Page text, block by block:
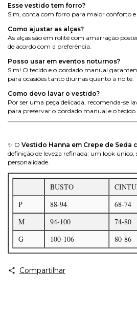
Esse vestido tem forro?
Sim, conta com forro para maior conforto
Como ajustar as alças?
As alças são em rolitê com amarração
de acordo com a preferência.
Posso usar em eventos noturnos?
Sim! O tecido e o bordado manual
para ocasiões tanto diurnas quanto à noite.
Como devo lavar o vestido?
Por ser uma peça delicada, recomenda-se
para preservar o bordado manual e o tecido
✨ O Vestido Hanna em Crepe de Seda
definição de leveza refinada: um look único,
personalidade.
BUSTO
P
88-94 68-74
M
94-100 74-80
G
100-106 80-86
Compartilhar